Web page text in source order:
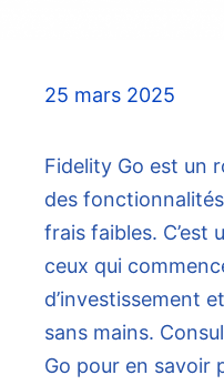
25 mars 2025
Fidelity Go est un
des
frais faibles. C’est
ceux qui
d’investissement
sans mains.
Go pour en savoir